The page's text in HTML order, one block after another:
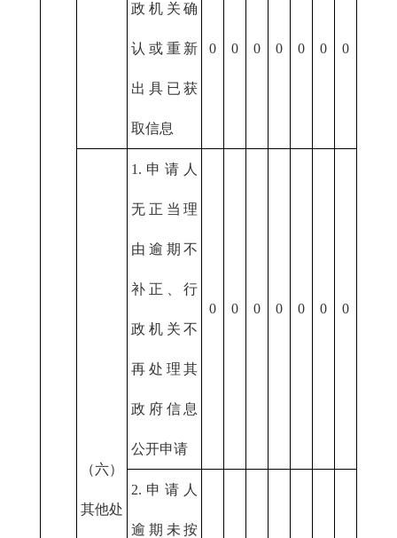
政机关确
认或重新
出具已获
取信息
0 0 0 0 0 0 0
（六）
其他处
1.申请人
无正当理
由逾期不
补正、行
政机关不
再处理其
政府信息
公开申请
0 0 0 0 0 0 0
2.申请人
逾期未按